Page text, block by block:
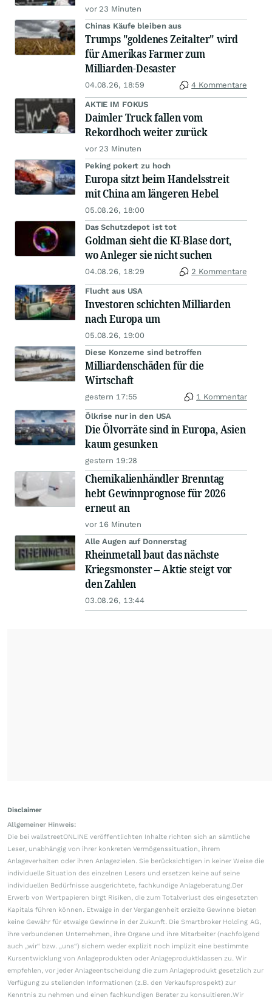
vor 23 Minuten
Chinas Käufe bleiben aus
Trumps "goldenes Zeitalter" wird
für Amerikas Farmer zum
Milliarden-Desaster
04.08.26, 18:59 4 Kommentare
AKTIE IM FOKUS
Daimler Truck fallen vom
Rekordhoch weiter zurück
vor 23 Minuten
Peking pokert zu hoch
Europa sitzt beim Handelsstreit
mit China am längeren Hebel
05.08.26, 18:00
Das Schutzdepot ist tot
Goldman sieht die KI-Blase dort,
wo Anleger sie nicht suchen
04.08.26, 18:29 2 Kommentare
Flucht aus USA
Investoren schichten Milliarden
nach Europa um
05.08.26, 19:00
Diese Konzerne sind betroffen
Milliardenschäden für die
Wirtschaft
gestern 17:55 1 Kommentar
Ölkrise nur in den USA
Die Ölvorräte sind in Europa, Asien
kaum gesunken
gestern 19:28
Chemikalienhändler Brenntag
hebt Gewinnprognose für 2026
erneut an
vor 16 Minuten
Alle Augen auf Donnerstag
Rheinmetall baut das nächste
Kriegsmonster – Aktie steigt vor
den Zahlen
03.08.26, 13:44
Disclaimer
Allgemeiner Hinweis:
Die bei wallstreetONLINE veröffentlichten Inhalte richten sich an sämtliche
Leser, unabhängig von ihrer konkreten Vermögenssituation, ihrem
Anlageverhalten oder ihren Anlagezielen. Sie berücksichtigen in keiner Weise die
individuelle Situation des einzelnen Lesers und ersetzen keine auf seine
individuellen Bedürfnisse ausgerichtete, fachkundige Anlageberatung.Der
Erwerb von Wertpapieren birgt Risiken, die zum Totalverlust des eingesetzten
Kapitals führen können. Etwaige in der Vergangenheit erzielte Gewinne bieten
keine Gewähr für etwaige Gewinne in der Zukunft. Die Smartbroker Holding AG,
ihre verbundenen Unternehmen, ihre Organe und ihre Mitarbeiter (nachfolgend
auch „wir“ bzw. „uns“) sichern weder explizit noch implizit eine bestimmte
Kursentwicklung von Anlageprodukten oder Anlageproduktklassen zu. Wir
empfehlen, vor jeder Anlageentscheidung die zum Anlageprodukt gesetzlich zur
Verfügung zu stellenden Informationen (z.B. den Verkaufsprospekt) zur
Kenntnis zu nehmen und einen fachkundigen Berater zu konsultieren.Wir